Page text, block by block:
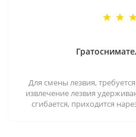
Для смены лезвия,
извлечение лезвия
сгибается, приходится